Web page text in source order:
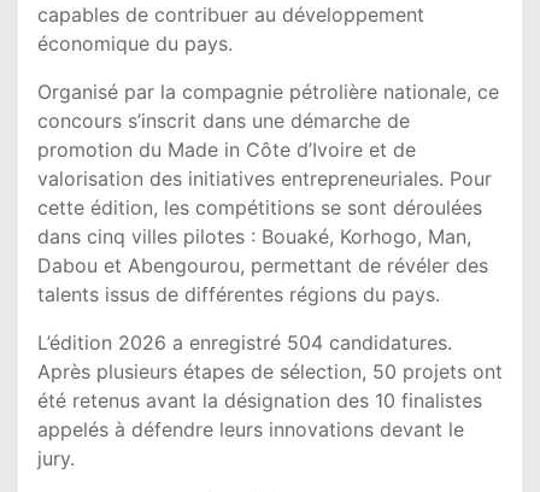
capables de contribuer au développement
économique du pays.
Organisé par la compagnie pétrolière nationale, ce
concours s’inscrit dans une démarche de
promotion du Made in Côte d’Ivoire et de
valorisation des initiatives entrepreneuriales. Pour
cette édition, les compétitions se sont déroulées
dans cinq villes pilotes : Bouaké, Korhogo, Man,
Dabou et Abengourou, permettant de révéler des
talents issus de différentes régions du pays.
L’édition 2026 a enregistré 504 candidatures.
Après plusieurs étapes de sélection, 50 projets ont
été retenus avant la désignation des 10 finalistes
appelés à défendre leurs innovations devant le
jury.